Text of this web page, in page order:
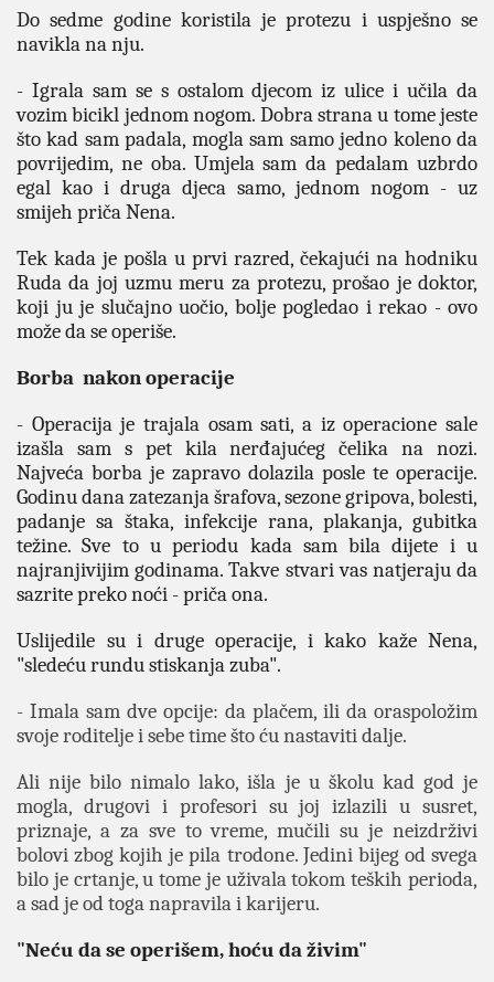
Do sedme godine koristila je protezu i uspješno se
navikla na nju.
- Igrala sam se s ostalom djecom iz ulice i učila da
vozim bicikl jednom nogom. Dobra strana u tome jeste
što kad sam padala, mogla sam samo jedno koleno da
povrijedim, ne oba. Umjela sam da pedalam uzbrdo
egal kao i druga djeca samo, jednom nogom - uz
smijeh priča Nena.
Tek kada je pošla u prvi razred, čekajući na hodniku
Ruda da joj uzmu meru za protezu, prošao je doktor,
koji ju je slučajno uočio, bolje pogledao i rekao - ovo
može da se operiše.
Borba nakon operacije
- Operacija je trajala osam sati, a iz operacione sale
izašla sam s pet kila nerđajućeg čelika na nozi.
Najveća borba je zapravo dolazila posle te operacije.
Godinu dana zatezanja šrafova, sezone gripova, bolesti,
padanje sa štaka, infekcije rana, plakanja, gubitka
težine. Sve to u periodu kada sam bila dijete i u
najranjivijim godinama. Takve stvari vas natjeraju da
sazrite preko noći - priča ona.
Uslijedile su i druge operacije, i kako kaže Nena,
"sledeću rundu stiskanja zuba".
- Imala sam dve opcije: da plačem, ili da oraspoložim
svoje roditelje i sebe time što ću nastaviti dalje.
Ali nije bilo nimalo lako, išla je u školu kad god je
mogla, drugovi i profesori su joj izlazili u susret,
priznaje, a za sve to vreme, mučili su je neizdrživi
bolovi zbog kojih je pila trodone. Jedini bijeg od svega
bilo je crtanje, u tome je uživala tokom teških perioda,
a sad je od toga napravila i karijeru.
"Neću da se operišem, hoću da živim"